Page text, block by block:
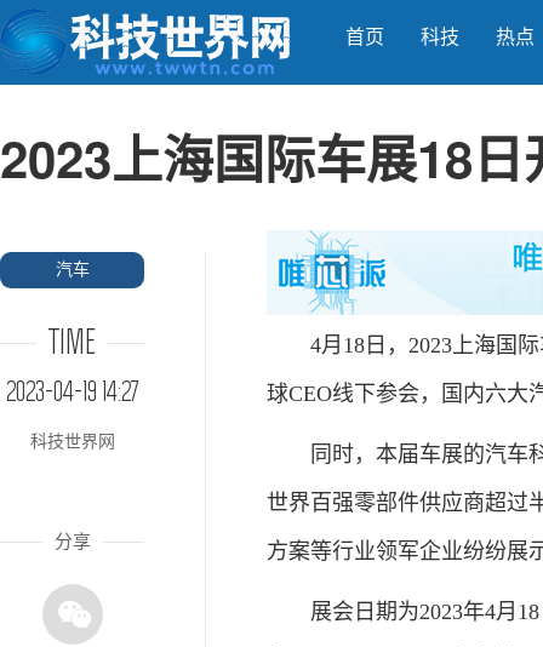
首页 科技 热点
2023上海国际车展18日
汽车
TIME
2023-04-19 14:27
科技世界网
分享
4月18日，2023上海国际
球CEO线下参会，国内六大
同时，本届车展的汽车科
世界百强零部件供应商超过
方案等行业领军企业纷纷展
展会日期为2023年4月18